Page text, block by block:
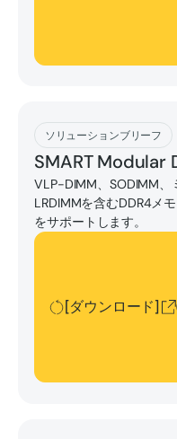
ソリューションブリーフ
SMART Modular
VLP-DIMM、SODIMM、
LRDIMMを含むDDR4メ
をサポートします。
[ダウンロード]
[ダウンロード]
[ダウンロード]